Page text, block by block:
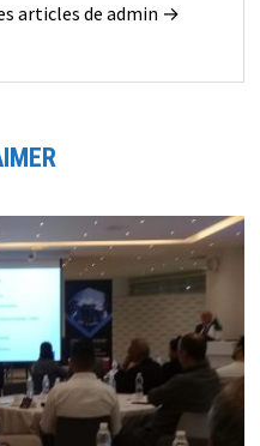
articles de admin →